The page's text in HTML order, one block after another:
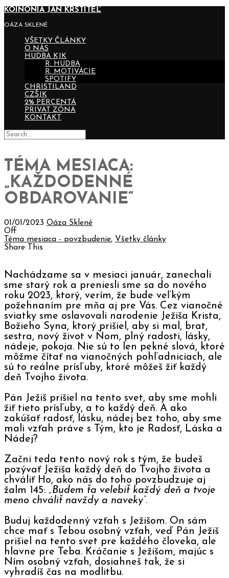
KOINONIA JÁN KRSTITEĽ
OÁZA SKLENÉ
VŠETKY ČLÁNKY
O NÁS
HUDBA KJK
R: HUDBA
R: MOTIVÁCIE
SPOTIFY
CHRISTILAND
CZŠJK
2% PERCENTÁ
PRIVAT ZÓNA
KONTAKT
TÉMA MESIACA:
„KAŽDODENNÉ
OBDAROVANIE“
01/01/2023 Oáza Sklené
Off
Téma mesiaca - povzbudenie, Všetky články
Share This
Nachádzame sa v mesiaci január, zanechali
sme starý rok a preniesli sme sa do nového
roku 2023, ktorý, verím, že bude veľkým
požehnaním pre mňa aj pre Vás. Cez vianočné
sviatky sme oslavovali narodenie Ježiša Krista,
Božieho Syna, ktorý prišiel, aby si mal, brat,
sestra, nový život v Ňom, plný radosti, lásky,
nádeje, pokoja. Nie sú to len pekné slová, ktoré
môžme čítať na vianočných pohľadniciach, ale
sú to reálne prísľuby, ktoré môžeš žiť každý
deň Tvojho života.
Pán Ježiš prišiel na tento svet, aby sme mohli
žiť tieto prísľuby, a to každý deň. A ako
zakúšať radosť, lásku, nádej bez toho, aby sme
mali vzťah práve s Tým, kto je Radosť, Láska a
Nádej?
Začni teda tento nový rok s tým, že budeš
pozývať Ježiša každý deň do Tvojho života a
chváliť Ho, ako nás do toho povzbudzuje aj
žalm 145: „Budem ťa velebiť každý deň a tvoje
meno chváliť navždy a naveky“.
Buduj každodenný vzťah s Ježišom. On sám
chce mať s Tebou osobný vzťah, veď Pán Ježiš
prišiel na tento svet pre každého človeka, ale
hlavne pre Teba. Kráčanie s Ježišom, majúc s
Ním osobný vzťah, dosiahneš tak, že si
vyhradíš čas na modlitbu.